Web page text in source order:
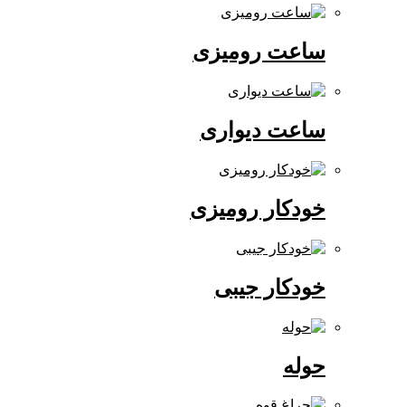
ساعت رومیزی
ساعت دیواری
خودکار رومیزی
خودکار جیبی